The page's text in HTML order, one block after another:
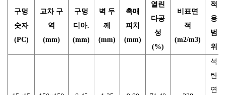
구멍
숫자
(PC)
교차 구
역
(mm)
구멍
디아.
(mm)
벽 두
께
(mm)
촉매
피치
(mm)
열린
다공
성
(%)
비표면
적
(m2/m3)
적
용
범
위
석
탄
연